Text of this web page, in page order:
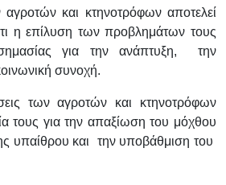
και κτηνοτρόφων αποτελεί
η επίλυση των προβλημάτων τους
σημασίας για την ανάπτυξη, την
συνοχή.
των αγροτών και κτηνοτρόφων
τους για την απαξίωση του μόχθου
υπαίθρου και την υποβάθμιση του